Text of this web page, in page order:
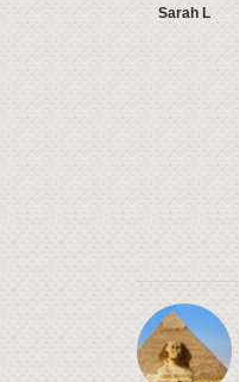
Sarah L